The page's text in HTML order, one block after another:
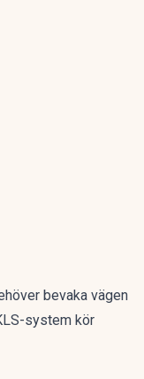
bevaka vägen
system kör